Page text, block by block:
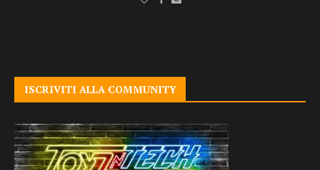
ISCRIVITI ALLA COMMUNITY